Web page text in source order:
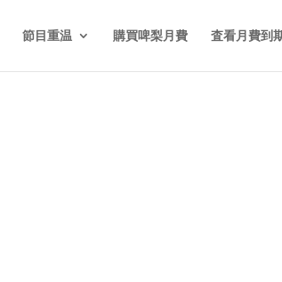
節目重温 購買啤梨月費 査看月費到